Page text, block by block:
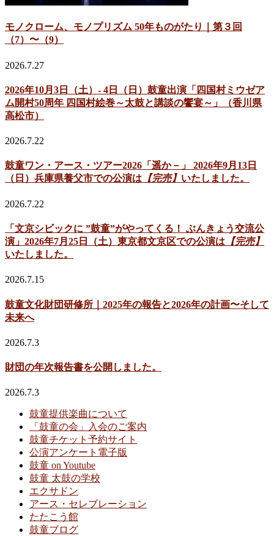
モノクローム、モノプリズム 50年ものがたり｜第３回
（7）〜（9）
2026.7.27
2026年10月3日（土）- 4日（日）鼓童出演「四国村ミウゼア
ム開村50周年 四国村絵巻～太鼓と講談の饗宴～」（香川県
高松市）
2026.7.22
鼓童ワン・アース・ツアー2026「遥か－」 2026年9月13日
（日）兵庫県養父市での公演は 【完売】 いたしました。
2026.7.22
「文京シビックに ”鼓童”がやってくる！ ぶんきょう交流公
演」2026年7月25日（土）東京都文京区での公演は 【完売】
いたしました。
2026.7.15
鼓童文化財団研修所｜2025年の報告と2026年の計画〜そして
未来へ
2026.7.3
財団の年次報告書を公開しました。
2026.7.3
鼓童提供楽曲について
「鼓童の会」入会のご案内
鼓童チケット予約サイト
公演アンケート電子版
鼓童 on Youtube
鼓童 太鼓の学校
エクサドン
アース・セレブレーション
たたこう館
鼓童ブログ